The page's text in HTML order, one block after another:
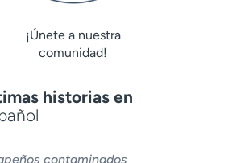
¡Únete a nuestra
comunidad!
historias en
contaminados